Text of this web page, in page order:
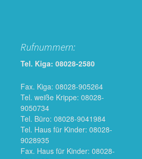
Rufnummern:
Tel. Kiga: 08028-2580
Fax. Kiga: 08028-905264
Tel. weiße Krippe: 08028-
9050734
Tel. Büro: 08028-9041984
Tel. Haus für Kinder: 08028-
9028935
Fax. Haus für Kinder: 08028-